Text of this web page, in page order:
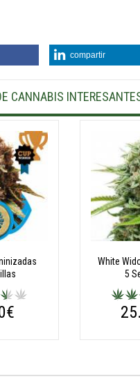
compartir
CANNABIS
White
5